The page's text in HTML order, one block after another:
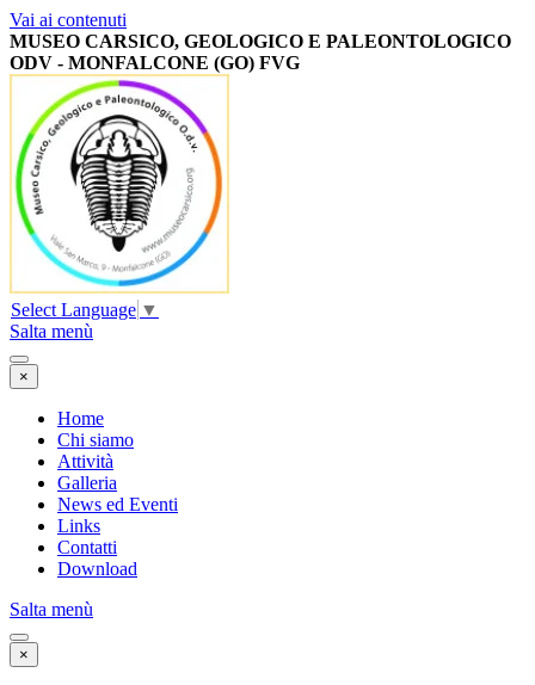
Vai ai contenuti
MUSEO CARSICO, GEOLOGICO E PALEONTOLOGICO
ODV - MONFALCONE (GO) FVG
Select Language ▼
Salta menù
×
Home
Chi siamo
Attività
Galleria
News ed Eventi
Links
Contatti
Download
Salta menù
×